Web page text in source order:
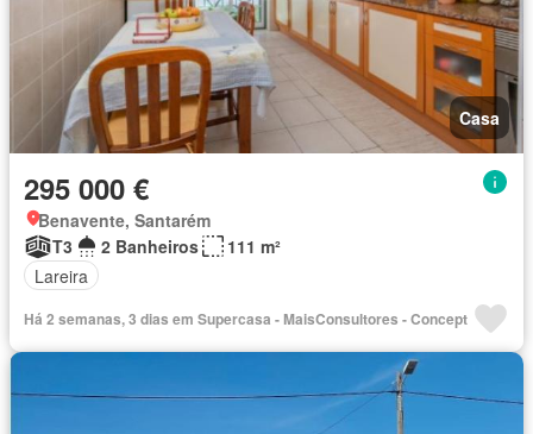
Casa
295 000 €
Benavente, Santarém
T3
2 Banheiros
111 m²
Lareira
Há 2 semanas, 3 dias em Supercasa - MaisConsultores - Concept